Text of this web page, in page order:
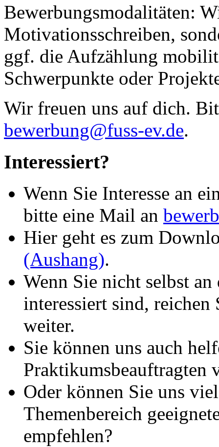
Bewerbungsmodalitäten:
Motivationsschreiben,
ggf. die Aufzählung
Schwerpunkte oder
Wir freuen uns auf dich.
bewerbung@fuss-ev.de.
Interessiert?
Wenn Sie Interesse an
bitte eine Mail an
Hier geht es zum
(Aushang).
Wenn Sie nicht selbst
interessiert sind, reichen
weiter.
Sie können uns auch
Praktikumsbeauftragten
Oder können Sie uns
Themenbereich
empfehlen?